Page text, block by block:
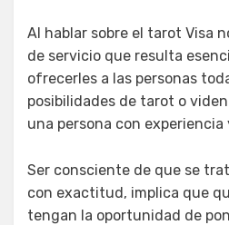
Al hablar sobre el tarot Visa
de servicio que resulta
ofrecerles a las personas
posibilidades de tarot o
una persona con experiencia
Ser consciente de que se
con exactitud, implica que
tengan la oportunidad de